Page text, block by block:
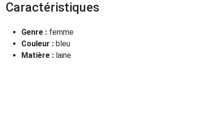
Caractéristiques
Genre : femme
Couleur : bleu
Matière : laine